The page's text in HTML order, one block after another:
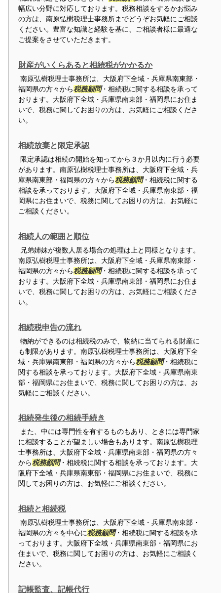
幅広い分野に対応しております。税務相談をするかお悩み
の方は、南原弘樹税理士事務所までどうぞお気軽にご相談
ください。豊富な知識と経験を基に、ご相談者様に最適な
ご提案をさせていただきます。
財産がいくらあると相続税がかかるか
南原弘樹税理士事務所は、大阪府下全域・兵庫県南東部・
福岡県の方々から税務顧問・相続税に関する相談を承って
おります。大阪府下全域・兵庫県南東部・福岡県にお住ま
いで、税務に関してお困りの方は、お気軽にご相談くださ
い。
相続放棄と限定承認
限定承認は相続の開始を知ってから３か月以内に行う必要
があります。南原弘樹税理士事務所は、大阪府下全域・兵
庫県南東部・福岡県の方々から税務顧問・相続税に関する
相談を承っております。大阪府下全域・兵庫県南東部・福
岡県にお住まいで、税務に関してお困りの方は、お気軽に
ご相談ください。
相続人の範囲と順位
兄弟姉妹が複数人居る場合の処理は上と同様となります。
南原弘樹税理士事務所は、大阪府下全域・兵庫県南東部・
福岡県の方々から税務顧問・相続税に関する相談を承って
おります。大阪府下全域・兵庫県南東部・福岡県にお住ま
いで、税務に関してお困りの方は、お気軽にご相談くださ
い。
相続税申告の流れ
物納ができるのは相続税のみで、物納に当てられる財産に
も制限があります。南原弘樹税理士事務所は、大阪府下全
域・兵庫県南東部・福岡県の方々から税務顧問・相続税に
関する相談を承っております。大阪府下全域・兵庫県南東
部・福岡県にお住まいで、税務に関してお困りの方は、お
気軽にご相談ください。
相続発生後の相続手続き
また、中には専門性を有するものもあり、ときには専門家
に相談することが望ましい場合もあります。南原弘樹税理
士事務所は、大阪府下全域・兵庫県南東部・福岡県の方々
から税務顧問・相続税に関する相談を承っております。大
阪府下全域・兵庫県南東部・福岡県にお住まいで、税務に
関してお困りの方は、お気軽にご相談ください。
相続と相続税
南原弘樹税理士事務所は、大阪府下全域・兵庫県南東部・
福岡県の方々を中心に税務顧問・相続税に関する相談を承
っております。大阪府下全域・兵庫県南東部・福岡県にお
住まいで、税務に関してお困りの方は、お気軽にご相談く
ださい。
記帳監査、記帳代行